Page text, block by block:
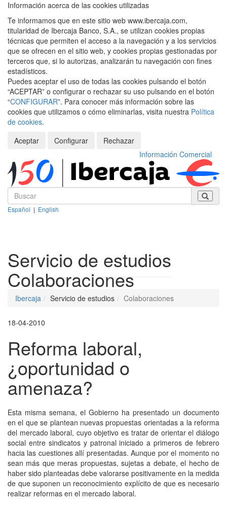
Información acerca de las cookies utilizadas
Te informamos que en este sitio web www.ibercaja.com,
titularidad de Ibercaja Banco, S.A., se utilizan cookies propias
técnicas que permiten el acceso a la navegación y a los servicios
que se ofrecen en el sitio web, y cookies propias gestionadas por
terceros que, si lo autorizas, analizarán tu navegación con fines
estadísticos.
Puedes aceptar el uso de todas las cookies pulsando el botón
“ACEPTAR” o configurar o rechazar su uso pulsando en el botón
“CONFIGURAR”. Para conocer más información sobre las
cookies que utilizamos o cómo eliminarlas, visita nuestra Política
de cookies.
Aceptar
Configurar
Rechazar
Información Comercial
Español | English
Servicio de estudios
Colaboraciones
Ibercaja Servicio de estudios Colaboraciones
18-04-2010
Reforma laboral,
¿oportunidad o
amenaza?
Esta misma semana, el Gobierno ha presentado un documento
en el que se plantean nuevas propuestas orientadas a la reforma
del mercado laboral, cuyo objetivo es tratar de orientar el diálogo
social entre sindicatos y patronal iniciado a primeros de febrero
hacia las cuestiones allí presentadas. Aunque por el momento no
sean más que meras propuestas, sujetas a debate, el hecho de
haber sido planteadas debe valorarse positivamente en la medida
de que suponen un reconocimiento explícito de que es necesario
realizar reformas en el mercado laboral.